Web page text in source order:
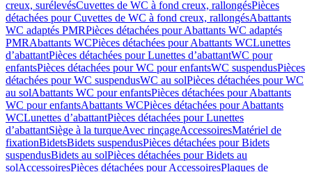
creux, surélevésCuvettes de WC à fond creux, rallongésPièces
détachées pour Cuvettes de WC à fond creux, rallongésAbattants
WC adaptés PMRPièces détachées pour Abattants WC adaptés
PMRAbattants WCPièces détachées pour Abattants WCLunettes
d’abattantPièces détachées pour Lunettes d’abattantWC pour
enfantsPièces détachées pour WC pour enfantsWC suspendusPièces
détachées pour WC suspendusWC au solPièces détachées pour WC
au solAbattants WC pour enfantsPièces détachées pour Abattants
WC pour enfantsAbattants WCPièces détachées pour Abattants
WCLunettes d’abattantPièces détachées pour Lunettes
d’abattantSiège à la turqueAvec rinçageAccessoiresMatériel de
fixationBidetsBidets suspendusPièces détachées pour Bidets
suspendusBidets au solPièces détachées pour Bidets au
solAccessoiresPièces détachées pour AccessoiresPlaques de